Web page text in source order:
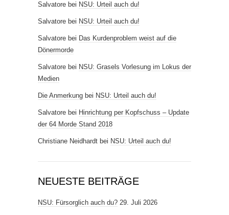
Salvatore bei NSU: Urteil auch du!
Salvatore bei NSU: Urteil auch du!
Salvatore bei Das Kurdenproblem weist auf die
Dönermorde
Salvatore bei NSU: Grasels Vorlesung im Lokus der
Medien
Die Anmerkung bei NSU: Urteil auch du!
Salvatore bei Hinrichtung per Kopfschuss – Update
der 64 Morde Stand 2018
Christiane Neidhardt bei NSU: Urteil auch du!
NEUESTE BEITRÄGE
NSU: Fürsorglich auch du? 29. Juli 2026